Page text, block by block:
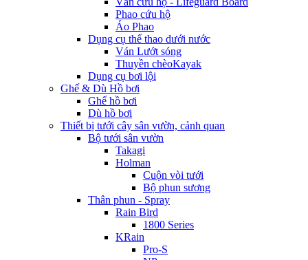
Phao cứu hộ
Áo Phao
Dụng cụ thể thao dưới nước
Ván Lướt sóng
Thuyền chèoKayak
Dụng cụ bơi lội
Ghế & Dù Hồ bơi
Ghế hồ bơi
Dù hồ bơi
Thiết bị tưới cây sân vườn, cảnh quan
Bộ tưới sân vườn
Takagi
Holman
Cuộn vòi tưới
Bộ phun sương
Thân phun - Spray
Rain Bird
1800 Series
KRain
Pro-S